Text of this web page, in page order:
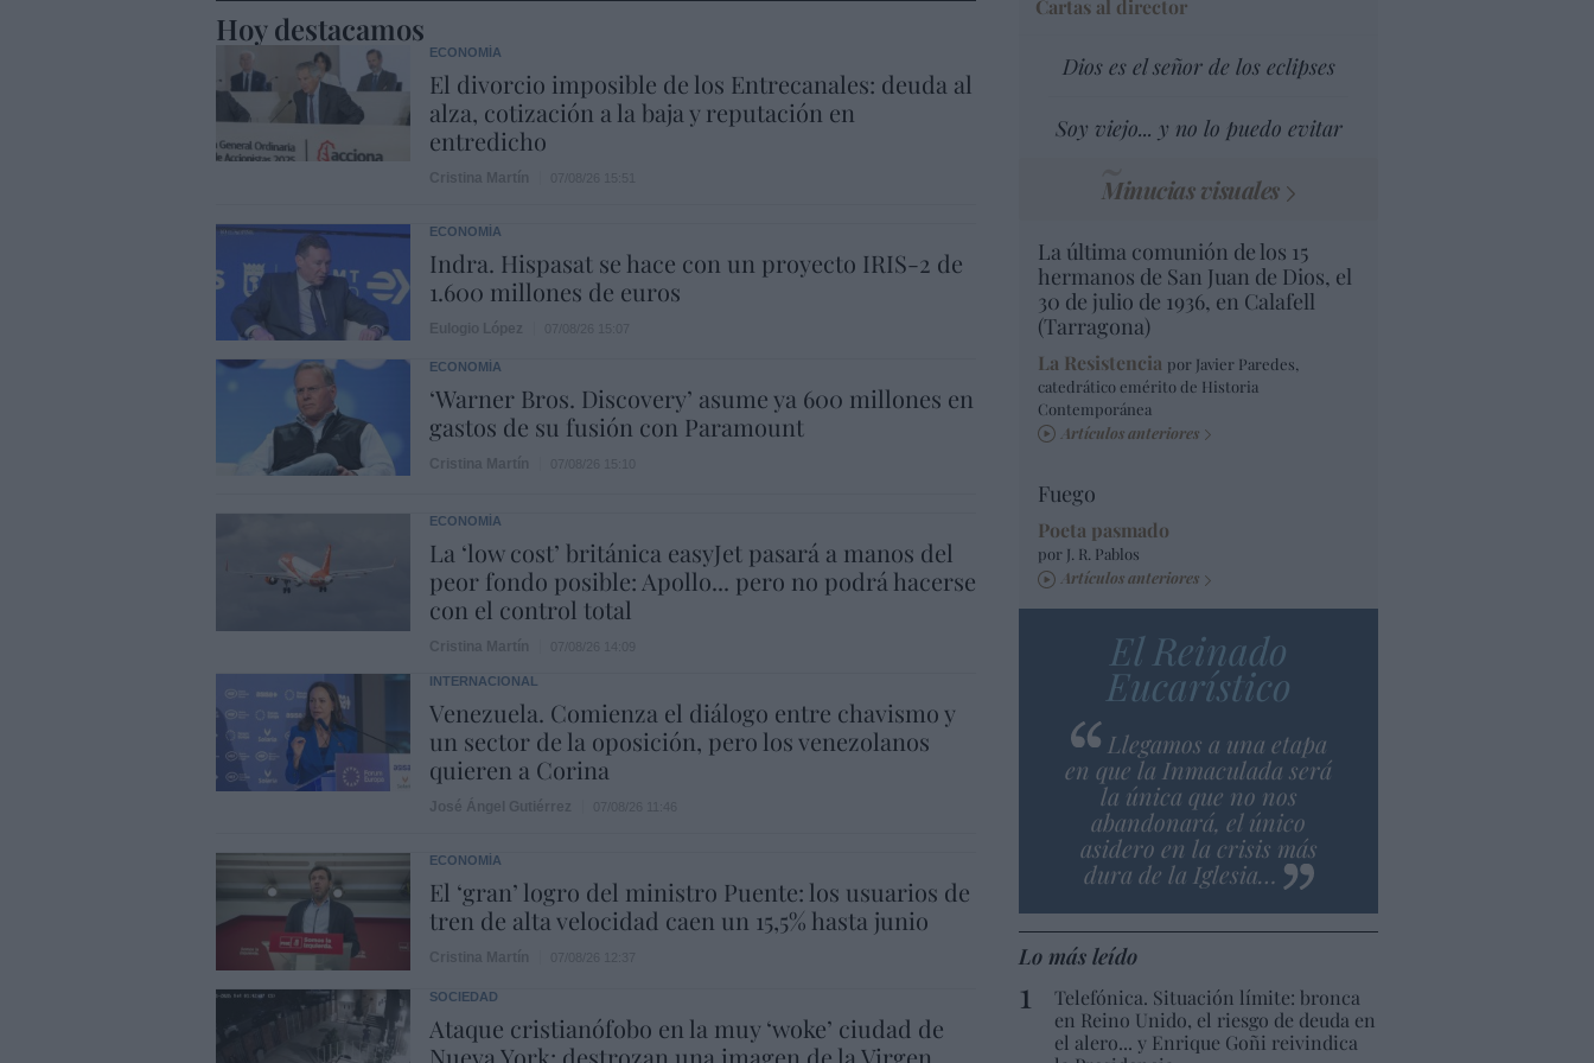
Hoy destacamos
ECONOMÍA
El divorcio imposible de los Entrecanales: deuda al
alza, cotización a la baja y reputación en
entredicho
ECONOMÍA
Indra. Hispasat se hace con un proyecto IRIS-2 de
1.600 millones de euros
ECONOMÍA
‘Warner Bros. Discovery’ asume ya 600 millones en
gastos de su fusión con Paramount
ECONOMÍA
La ‘low cost’ británica easyJet pasará a manos del
peor fondo posible: Apollo... pero no podrá hacerse
con el control total
INTERNACIONAL
Venezuela. Comienza el diálogo entre chavismo y
un sector de la oposición, pero los venezolanos
quieren a Corina
ECONOMÍA
El ‘gran’ logro del ministro Puente: los usuarios de
tren de alta velocidad caen un 15,5% hasta junio
SOCIEDAD
Ataque cristianófobo en la muy ‘woke’ ciudad de
Nueva York: destrozan una imagen de la Virgen
Cartas al director
Dios es el señor de los eclipses
Soy viejo... y no lo puedo evitar
Minucias visuales
La última comunión de los 15
hermanos de San Juan de Dios, el
30 de julio de 1936, en Calafell
(Tarragona)
La Resistencia por Javier Paredes,
catedrático emérito de Historia
Contemporánea
Artículos anteriores
Fuego
Poeta pasmado
por J. R. Pablos
Artículos anteriores
El Reinado
Eucarístico
Llegamos a una etapa
en que la Inmaculada será
la única que no nos
abandonará, el único
asidero en la crisis más
dura de la Iglesia…
Lo más leído
Telefónica. Situación límite: bronca
en Reino Unido, el riesgo de deuda en
el alero... y Enrique Goñi reivindica